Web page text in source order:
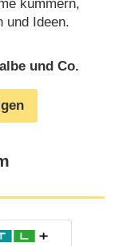
kümmern,
und Ideen.
und Co.